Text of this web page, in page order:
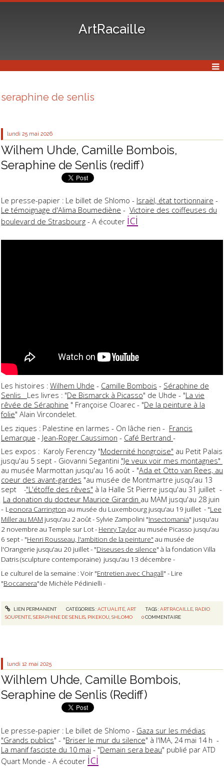
ArtRacaille
seraphine de senlis
lundi 25 mai 2026
Wilhem Uhde, Camille Bombois,
Seraphine de Senlis (rediff)
Le presse-papier : Le billet de Shlomo - Israël, état tortionnaire -
Le témoignage d'Alima Boumediène - Victoire des coiffeuses du
boulevard de Strasbourg - A écouter ici
Les histoires : Wilhem Uhde - Camille Bombois - Séraphine de
Senlis Les livres : "De Bismarck à Picasso" de Uhde - "La vie
rêvée de Séraphine " Françoise Cloarec - "De la peinture à la
folie" Alain Vircondelet.
Les ziques : Palestine en larmes - On lâche rien - Francis
Lemarque - Jean-Roger Caussimon - Café Bertrand -
Les expos : Karoly Ferenczy "Modernité hongroise" au Petit Palais
jusqu'au 5 sept - Giovanni Segantini "Je veux voir mes montagnes"
au musée Marmottan jusqu'au 16 août - "Ada et Otto van Rees, au
coeur des avant-gardes "au musée de Montmartre jusqu'au 13
sept
-"L'étoffe des rêves" à la Halle St Pierre jusqu'au 31 juillet -
La donation du docteur Maurice Girardin au MAM jusqu'au 28 juin
- Leonora Carrington au musée du Luxembourg jusqu'au 19 juillet - "Lee
Miller au MAM jusqu'au 2 août - Sylvie Zampolini "Insectomania" jusqu'au
2 novembre au Temple sur Lot - Henry Taylorau musée Picasso jusqu'au
6 sept - "Henri Rousseau, l'ambition de la peinture" au musée de
l'Orangerie jusqu'au 20 juillet - "Diseuses de silence" à la fondation Villa
Datris (sculpture contemporaine) jusqu'au 13 décembre -
Le culturel de la semaine : Voir "Entretien avec Chagall" - Lire
"Boccanera"de Michèle Pédinielli -
LIEN PERMANENT CATÉGORIES :ACTUALITÉ, ART TAGS :ARTRACAILLE, RADIO
SOUPENTE,SERAPHINE DE SENLIS, PIKEKOU,SHLOMO 0 COMMENTAIRE
lundi 12 mai 2025
Wilhlem Uhde, Camille Bombois,
Seraphine de Senlis (Rediff)
Le presse-papier : Le billet de Shlomo - Gaza sur les médias
"Grands publics" - "Briser le mur du silence" à l'IMA, 24 mai 14 h -
La manif fasciste du 10 mai - "Demain sera beau" publié par ATD
Quart Monde - A écouter ici